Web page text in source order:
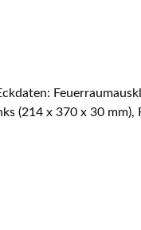
(214 x 370 x 30 mm),